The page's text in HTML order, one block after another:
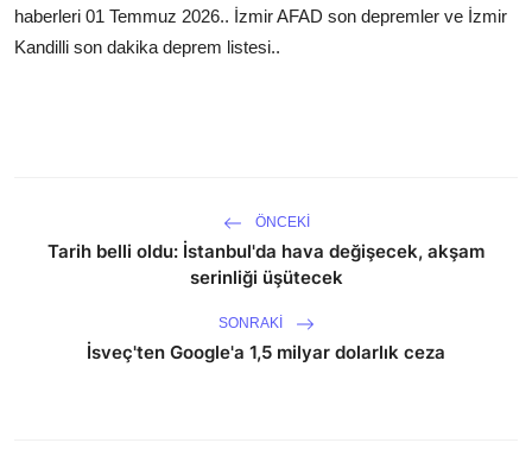
haberleri 01 Temmuz 2026.. İzmir AFAD son depremler ve İzmir
Kandilli son dakika deprem listesi..
ÖNCEKI
Tarih belli oldu: İstanbul'da hava değişecek, akşam
serinliği üşütecek
SONRAKI
İsveç'ten Google'a 1,5 milyar dolarlık ceza